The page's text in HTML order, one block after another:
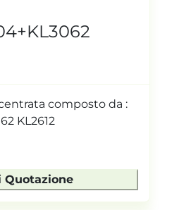
composto da :
KL2612
Quotazione